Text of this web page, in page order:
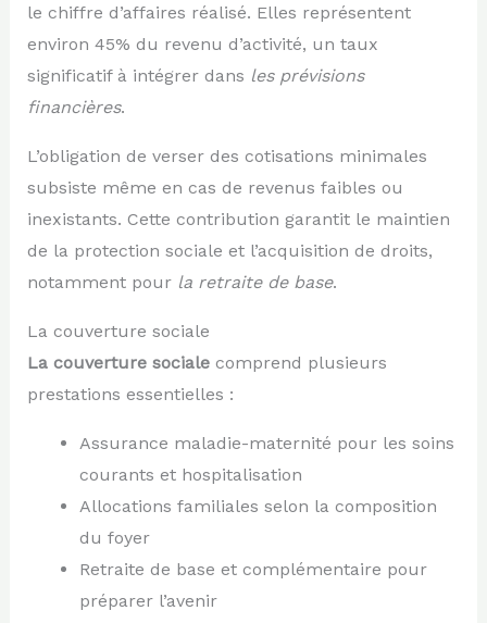
le chiffre d’affaires réalisé. Elles représentent
environ 45% du revenu d’activité, un taux
significatif à intégrer dans les prévisions
financières.
L’obligation de verser des cotisations minimales
subsiste même en cas de revenus faibles ou
inexistants. Cette contribution garantit le maintien
de la protection sociale et l’acquisition de droits,
notamment pour la retraite de base.
La couverture sociale
La couverture socialecomprend plusieurs
prestations essentielles :
Assurance maladie-maternité pour les soins
courants et hospitalisation
Allocations familiales selon la composition
du foyer
Retraite de base et complémentaire pour
préparer l’avenir